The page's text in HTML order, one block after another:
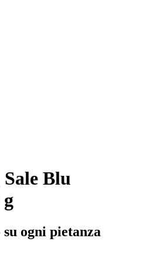
Sale Blu
ogni pietanza